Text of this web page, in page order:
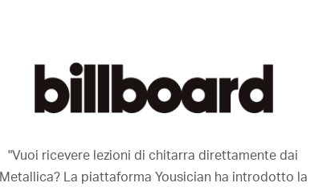
"Vuoi ricevere lezioni di chitarra direttamente dai
Metallica? La piattaforma Yousician ha introdotto la